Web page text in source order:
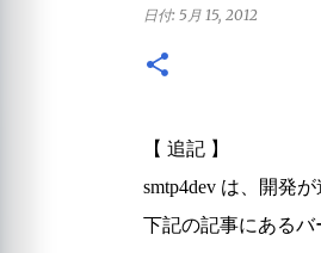
日付: 5月 15, 2012
【 追記 】
smtp4dev は、開発
下記の記事にあるバ